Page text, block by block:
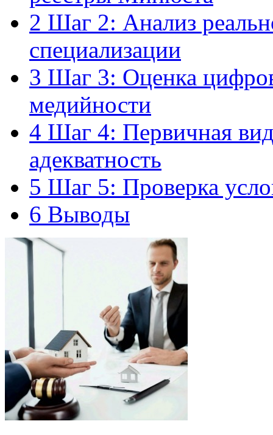
2 Шаг 2: Анализ
специализации
3 Шаг 3: Оценка
медийности
4 Шаг 4: Первичная
адекватность
5 Шаг 5: Проверка
6 Выводы